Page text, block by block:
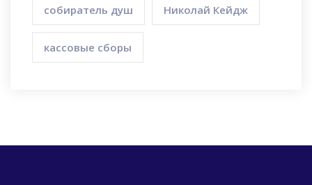
собиратель душ Николай Кейдж
кассовые сборы